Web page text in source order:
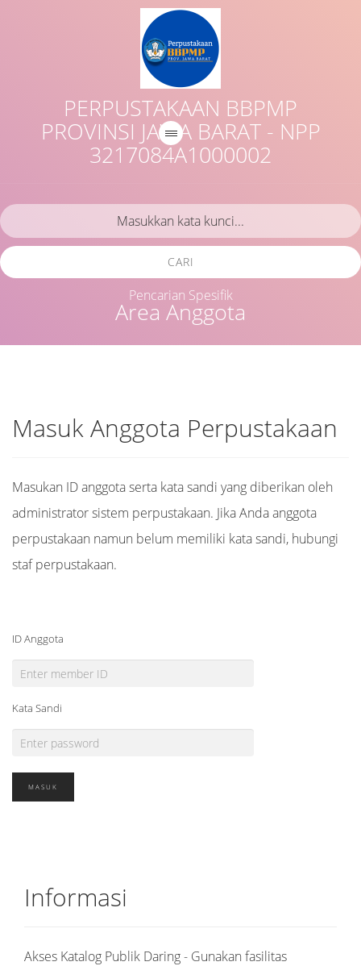
PERPUSTAKAAN BBPMP
PROVINSI JAWA BARAT - NPP
3217084A1000002
Area Anggota
CARI
Pencarian Spesifik
Masuk Anggota Perpustakaan
Masukan ID anggota serta kata sandi yang diberikan oleh
administrator sistem perpustakaan. Jika Anda anggota
perpustakaan namun belum memiliki kata sandi, hubungi
staf perpustakaan.
ID Anggota
Kata Sandi
Informasi
Akses Katalog Publik Daring - Gunakan fasilitas